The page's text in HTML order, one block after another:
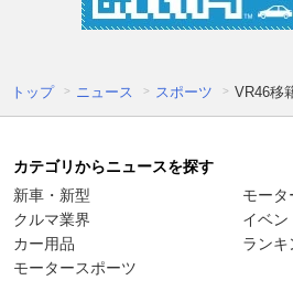
トップ ニュース スポーツ VR46移
カテゴリからニュースを探す
新車・新型
クルマ業界
カー用品
モータースポーツ
モータ
イベン
ランキ